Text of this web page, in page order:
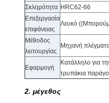
Σκληρότητα HRC62-66
Επεξεργασία
επιφάνειας
Λευκό
Μέθοδος
λειτουργίας
Μηχανή
Εφαρμογή
Κατάλληλο για
τρυπάκια
2. μέγεθος